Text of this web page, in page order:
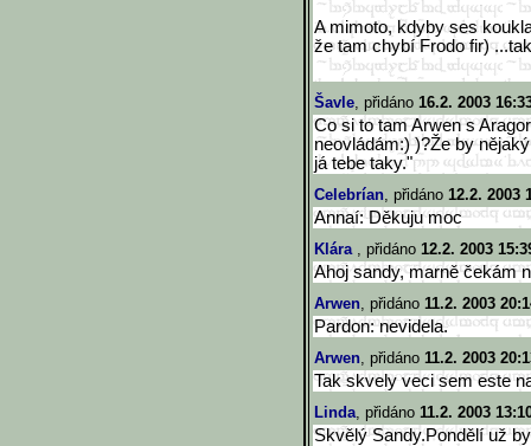
A mimoto, kdyby ses
že tam chybí Frodo fir)
Šavle, přidáno 16.2. 2003
Co si to tam Arwen s
neovládám:) )?Že by
já tebe taky."
Celebrían, přidáno 12.2. 2003
Annaí: Děkuju moc
Klára , přidáno 12.2. 2003
Ahoj sandy, marně čekám
Arwen, přidáno 11.2. 2003
Pardon: nevidela.
Arwen, přidáno 11.2. 2003
Tak skvely veci sem este
Linda, přidáno 11.2. 2003
Skvělý Sandy.Pondělí už